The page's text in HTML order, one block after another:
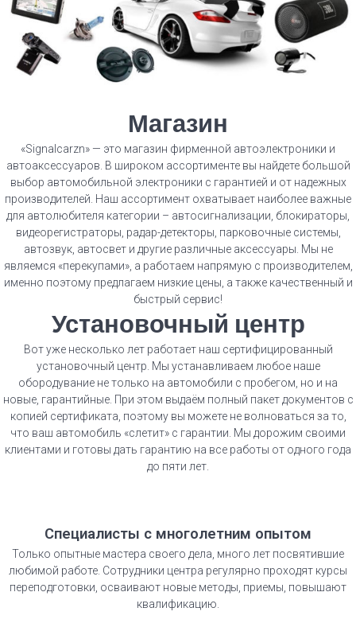
Магазин
«Signalcarzn» — это магазин фирменной автоэлектроники и
автоаксессуаров. В широком ассортименте вы найдете большой
выбор автомобильной электроники с гарантией и от надежных
производителей. Наш ассортимент охватывает наиболее важные
для автолюбителя категории – автосигнализации, блокираторы,
видеорегистраторы, радар-детекторы, парковочные системы,
автозвук, автосвет и другие различные аксессуары. Мы не
являемся «перекупами», а работаем напрямую с производителем,
именно поэтому предлагаем низкие цены, а также качественный и
быстрый сервис!
Установочный центр
Вот уже несколько лет работает наш сертифицированный
установочный центр. Мы устанавливаем любое наше
обородувание не только на автомобили с пробегом, но и на
новые, гарантийные. При этом выдаём полный пакет документов с
копией сертификата, поэтому вы можете не волноваться за то,
что ваш автомобиль «слетит» с гарантии. Мы дорожим своими
клиентами и готовы дать гарантию на все работы от одного года
до пяти лет.
Специалисты с многолетним опытом
Только опытные мастера своего дела, много лет посвятившие
любимой работе. Сотрудники центра регулярно проходят курсы
переподготовки, осваивают новые методы, приемы, повышают
квалификацию.